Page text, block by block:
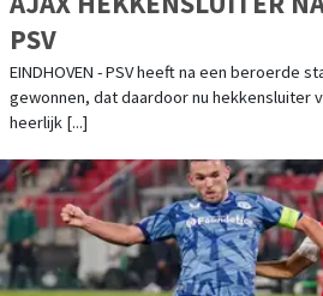
PSV
EINDHOVEN - PSV heeft na een beroerde
gewonnen, dat daardoor nu hekkensluiter
heerlijk [...]